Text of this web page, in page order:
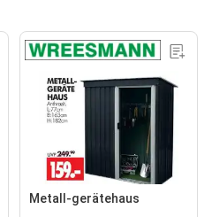
Metall-gerätehaus